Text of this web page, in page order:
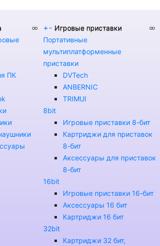
ПК
+- Игровые приставки
Портативные
мультиплатформенные
приставки
DVTech
ANBERNIC
TRIMUI
8bit
Игровые приставки 8-бит
Картриджи для приставок
8-бит
Аксессуары для приставок
8-бит
16bit
Игровые приставки 16-бит
Аксессуары 16 бит
Картриджи 16 бит
32bit
Картриджи 32 бит,